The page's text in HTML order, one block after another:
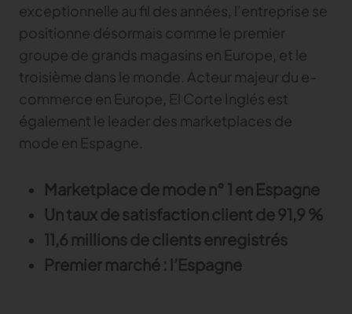
exceptionnelle au fil des années, l’entreprise se
positionne désormais comme le premier
groupe de grands magasins en Europe, et le
troisième dans le monde. Acteur majeur du e-
commerce en Europe, El Corte Inglés est
également le leader des marketplaces de
mode en Espagne.
Marketplace de mode n° 1 en Espagne
Un taux de satisfaction client de 91,9 %
11,6 millions de clients enregistrés
Premier marché : l’Espagne